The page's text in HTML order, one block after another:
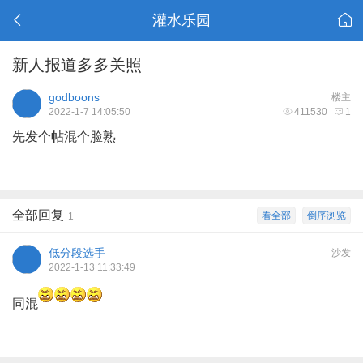
灌水乐园
新人报道多多关照
楼主
godboons
411530 1
2022-1-7 14:05:50
先发个帖混个脸熟
倒序浏览
看全部
全部回复 1
沙发
低分段选手
2022-1-13 11:33:49
同混